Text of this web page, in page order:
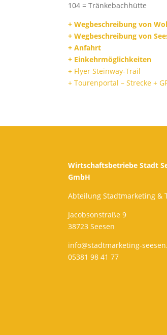
104 = Tränkebachhütte
+ Wegbeschreibung von
+ Wegbeschreibung von
+ Anfahrt
+ Einkehrmöglichkeiten
+ Flyer Steinway-Trail
+ Tourenportal – Strecke +
Wirtschaftsbetriebe Stadt
GmbH
Abteilung Stadtmarketing &
Jacobsonstraße 9
38723 Seesen
info@stadtmarketing-
05381 98 41 77